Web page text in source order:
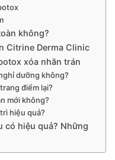
không?
Citrine Derma Clinic
xóa nhăn trán
dưỡng không?
điểm lại?
mới không?
hiệu quả?
có hiệu quả? Những